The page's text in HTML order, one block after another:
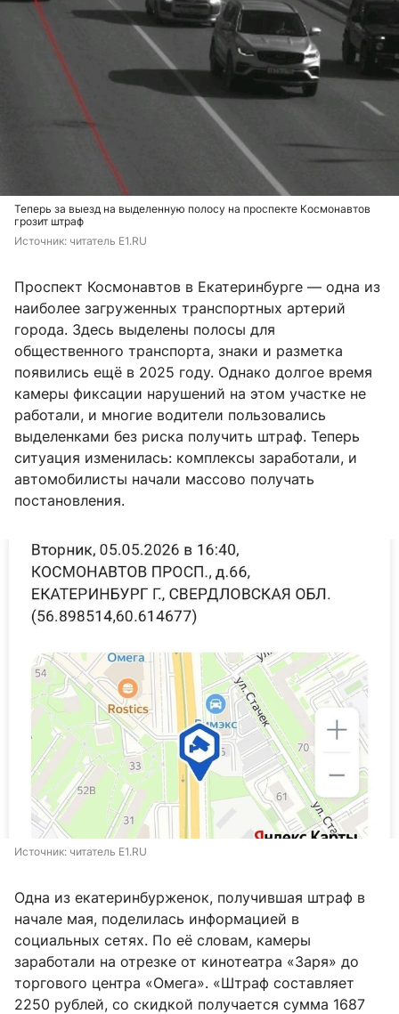
Теперь за выезд на выделенную полосу на проспекте Космонавтов
грозит штраф
Источник: читатель E1.RU
Проспект Космонавтов в Екатеринбурге — одна из
наиболее загруженных транспортных артерий
города. Здесь выделены полосы для
общественного транспорта, знаки и разметка
появились ещё в 2025 году. Однако долгое время
камеры фиксации нарушений на этом участке не
работали, и многие водители пользовались
выделенками без риска получить штраф. Теперь
ситуация изменилась: комплексы заработали, и
автомобилисты начали массово получать
постановления.
Источник: читатель E1.RU
Одна из екатеринбурженок, получившая штраф в
начале мая, поделилась информацией в
социальных сетях. По её словам, камеры
заработали на отрезке от кинотеатра «Заря» до
торгового центра «Омега». «Штраф составляет
2250 рублей, со скидкой получается сумма 1687